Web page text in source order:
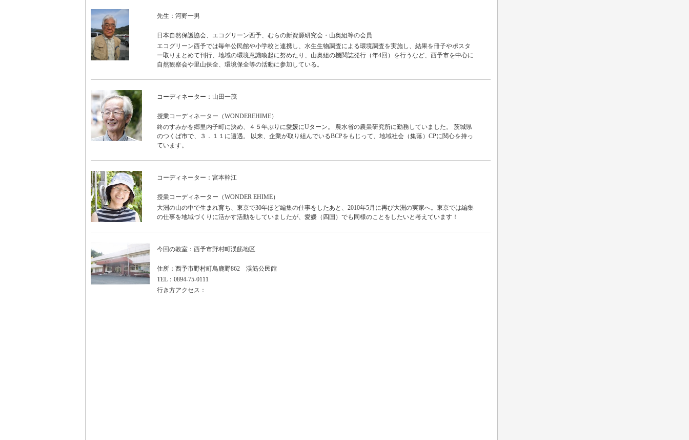
先生：河野一男
日本自然保護協会、エコグリーン西予、むらの新資源研究会・山奥組等の会員
エコグリーン西予では毎年公民館や小学校と連携し、水生生物調査による環境調査を実施し、結果を冊子やポスタ
ー取りまとめて刊行、地域の環境意識喚起に努めたり、山奥組の機関誌発行（年4回）を行うなど、西予市を中心に
自然観察会や里山保全、環境保全等の活動に参加している。
コーディネーター：山田一茂
授業コーディネーター（WONDEREHIME）
終のすみかを郷里内子町に決め、４５年ぶりに愛媛にUターン。 農水省の農業研究所に勤務していました。 茨城県
のつくば市で、３．１１に遭遇。 以来、企業が取り組んでいるBCPをもじって、地域社会（集落）CPに関心を持っ
ています。
コーディネーター：宮本幹江
授業コーディネーター（WONDER EHIME）
大洲の山の中で生まれ育ち、東京で30年ほど編集の仕事をしたあと、2010年5月に再び大洲の実家へ。東京では編集
の仕事を地域づくりに活かす活動をしていましたが、愛媛（四国）でも同様のことをしたいと考えています！
今回の教室：西予市野村町渓筋地区
住所：西予市野村町鳥鹿野862 渓筋公民館
TEL：0894-75-0111
行き方アクセス：